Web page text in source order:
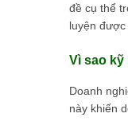
đề cụ thể
luyện được
Vì sao kỹ
Doanh
này khiến